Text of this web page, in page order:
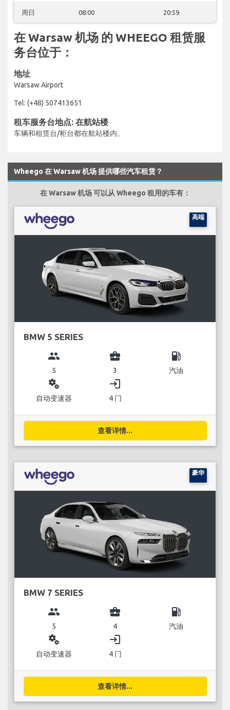
周日 08:00 20:59
在 Warsaw 机场 的 WHEEGO 租赁服
务台位于：
地址
Warsaw Airport
Tel: (+48) 507413651
租车服务台地点: 在航站楼
车辆和租赁台/柜台都在航站楼内。
Wheego 在 Warsaw 机场 提供哪些汽车租赁？
在 Warsaw 机场 可以从 Wheego 租用的车有：
高端
BMW 5 SERIES
group
5
business_center
3
local_gas_station
汽油
miscellaneous_services
自动变速器
login
4 门
查看详情...
豪华
BMW 7 SERIES
group
5
business_center
4
local_gas_station
汽油
miscellaneous_services
自动变速器
login
4 门
查看详情...